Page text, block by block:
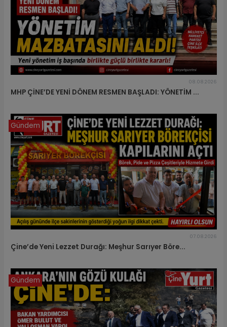
08.08.2026
MHP ÇİNE’DE YENİ DÖNEM RESMEN BAŞLADI: YÖNETİM ...
07.08.2026
Çine’de Yeni Lezzet Durağı: Meşhur Sarıyer Böre...
Gündem
Gündem